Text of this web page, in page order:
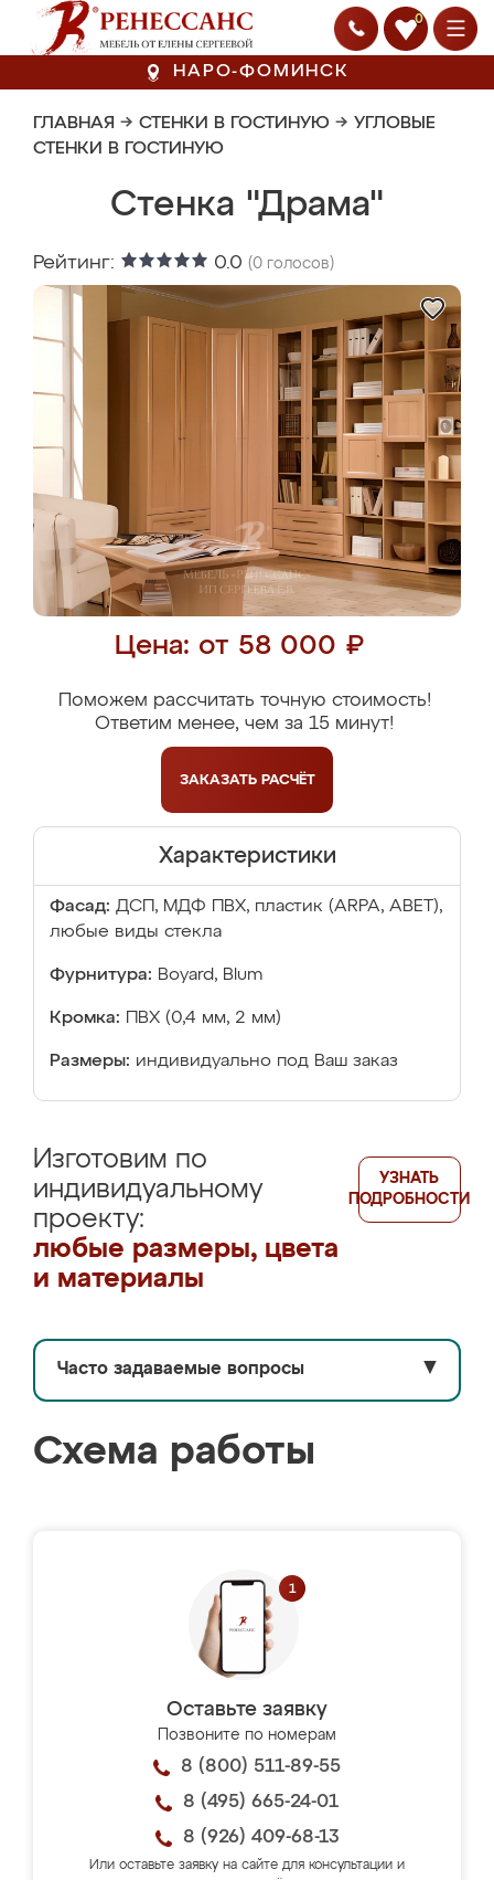
0
НАРО-ФОМИНСК
ГЛАВНАЯ → СТЕНКИ В ГОСТИНУЮ → УГЛОВЫЕ
СТЕНКИ В ГОСТИНУЮ
Стенка "Драма"
Рейтинг: 0.0 (0 голосов)
Цена: от 58 000 ₽
Поможем рассчитать точную стоимость!
Ответим менее, чем за 15 минут!
ЗАКАЗАТЬ РАСЧЁТ
Характеристики
Фасад: ДСП, МДФ ПВХ, пластик (ARPA, ABET),
любые виды стекла
Фурнитура: Boyard, Blum
Кромка: ПВХ (0,4 мм, 2 мм)
Размеры: индивидуально под Ваш заказ
Изготовим по
индивидуальному
проекту:
любые размеры, цвета
и материалы
УЗНАТЬ
ПОДРОБНОСТИ
Часто задаваемые вопросы ▼
Схема работы
Оставьте заявку
Позвоните по номерам
8 (800) 511-89-55
8 (495) 665-24-01
8 (926) 409-68-13
Или оставьте заявку на сайте для консультации и